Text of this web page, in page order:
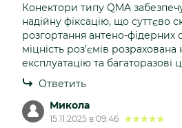
Конектори типу QMA
надійну фіксацію, що суттєво
розгортання антено-фідерних
міцність роз’ємів розрахована
експлуатацію та багаторазові
Ответить
Микола
15.11.2025 в 09:46